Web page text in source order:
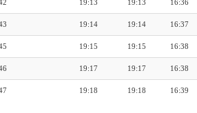
16:36
19:13
19:13
16:37
19:14
19:14
16:38
19:15
19:15
16:38
19:17
19:17
16:39
19:18
19:18